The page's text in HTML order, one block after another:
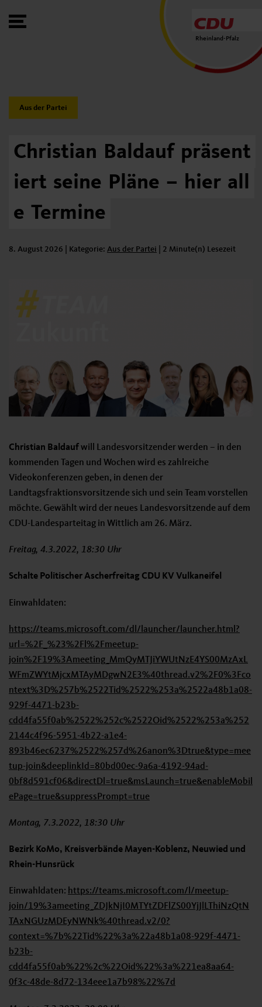
Toggle Menu
Rheinland-Pfalz
Category:
Aus der Partei
Christian Baldauf präsent
iert seine Pläne – hier all
e Termine
8. August 2026 | Kategorie: Kategorie:
Aus der Partei 2 Minute(n) Lesezeit
Christian Baldaufwill Landesvorsitzender werden – in den
kommenden Tagen und Wochen wird es zahlreiche
Videokonferenzen geben, in denen der
Landtagsfraktionsvorsitzende sich und sein Team vorstellen
möchte. Gewählt wird der neues Landesvorsitzende auf dem
CDU-Landesparteitag in Wittlich am 26. März.
Freitag, 4.3.2022, 18:30 Uhr
Schalte Politischer Ascherfreitag CDU KV Vulkaneifel
Einwahldaten:
https://teams.microsoft.com/dl/launcher/launcher.html?
url=%2F_%23%2Fl%2Fmeetup-
join%2F19%3Ameeting_MmQyMTJiYWUtNzE4YS00MzAxL
WFmZWYtMjcxMTAyMDgwN2E3%40thread.v2%2F0%3Fco
ntext%3D%257b%2522Tid%2522%253a%2522a48b1a08-
929f-4471-b23b-
cdd4fa55f0ab%2522%252c%2522Oid%2522%253a%252
2144c4f96-5951-4b22-a1e4-
893b46ec6237%2522%257d%26anon%3Dtrue&type=mee
tup-join&deeplinkId=80bd00ec-9a6a-4192-94ad-
0bf8d591cf06&directDl=true&msLaunch=true&enableMobil
ePage=true&suppressPrompt=true
Montag, 7.3.2022, 18:30 Uhr
Bezirk KoMo, Kreisverbände Mayen-Koblenz, Neuwied und
Rhein-Hunsrück
Einwahldaten: https://teams.microsoft.com/l/meetup-
join/19%3ameeting_ZDJkNjI0MTYtZDFlZS00YjJlLThiNzQtN
TAxNGUzMDEyNWNk%40thread.v2/0?
context=%7b%22Tid%22%3a%22a48b1a08-929f-4471-
b23b-
cdd4fa55f0ab%22%2c%22Oid%22%3a%221ea8aa64-
0f3c-48de-8d72-134eee1a7b98%22%7d